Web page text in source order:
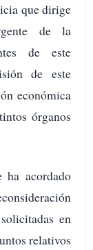
que dirige
de la
de este
de este
económica
órganos
ha acordado
en
relativos